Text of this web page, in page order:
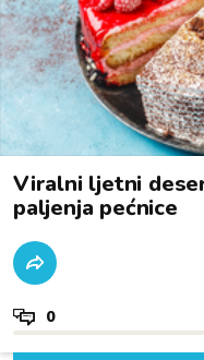
Viralni ljetni
paljenja pećnice
0